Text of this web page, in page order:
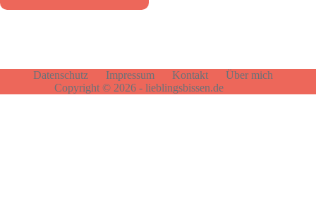
Datenschutz Impressum Kontakt
Über mich
Copyright © 2026 - lieblingsbissen.de